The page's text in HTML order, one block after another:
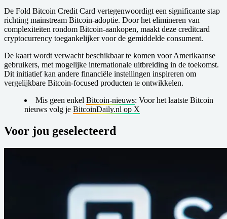
De Fold Bitcoin Credit Card vertegenwoordigt een significante stap
richting mainstream Bitcoin-adoptie. Door het elimineren van
complexiteiten rondom Bitcoin-aankopen, maakt deze creditcard
cryptocurrency toegankelijker voor de gemiddelde consument.
De kaart wordt verwacht beschikbaar te komen voor Amerikaanse
gebruikers, met mogelijke internationale uitbreiding in de toekomst.
Dit initiatief kan andere financiële instellingen inspireren om
vergelijkbare Bitcoin-focused producten te ontwikkelen.
Mis geen enkel Bitcoin-nieuws: Voor het laatste Bitcoin
nieuws volg je BitcoinDaily.nl op X
Voor jou geselecteerd